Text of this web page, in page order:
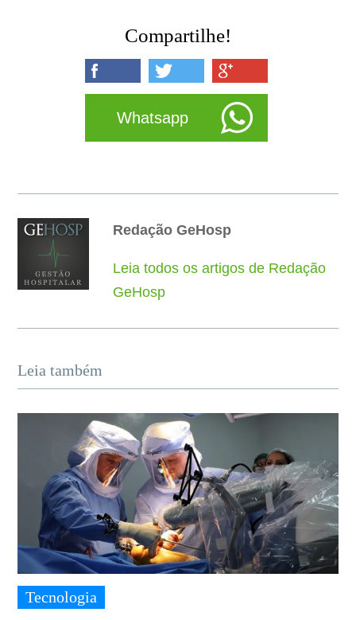
Compartilhe!
Whatsapp
Redação GeHosp
Leia todos os artigos de Redação
GeHosp
Leia também
Tecnologia